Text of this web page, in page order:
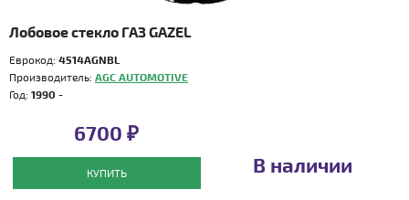
Лобовое стекло ГАЗ GAZEL
Еврокод: 4514AGNBL
Производитель: AGC AUTOMOTIVE
Год: 1990 -
6700 ₽
КУПИТЬ В наличии